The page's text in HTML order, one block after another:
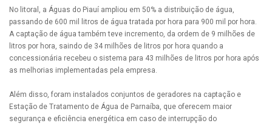
No litoral, a Águas do Piauí ampliou em 50% a distribuição de água,
passando de 600 mil litros de água tratada por hora para 900 mil por hora.
A captação de água também teve incremento, da ordem de 9 milhões de
litros por hora, saindo de 34 milhões de litros por hora quando a
concessionária recebeu o sistema para 43 milhões de litros por hora após
as melhorias implementadas pela empresa.
Além disso, foram instalados conjuntos de geradores na captação e
Estação de Tratamento de Água de Parnaíba, que oferecem maior
segurança e eficiência energética em caso de interrupção do